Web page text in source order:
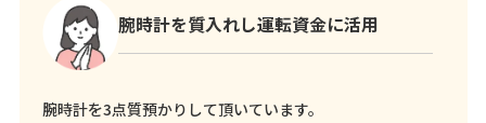
腕時計を質入れし運転資金に活用
腕時計を3点質預かりして頂いています。